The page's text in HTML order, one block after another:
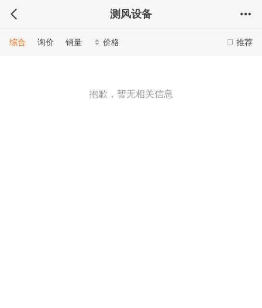
测风设备
推荐
综合 询价 销量 价格
抱歉，暂无相关信息